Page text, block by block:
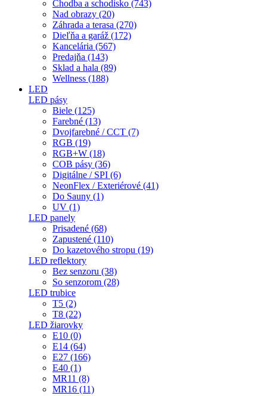
Chodba a schodisko (743)
Nad obrazy (20)
Záhrada a terasa (270)
Dieľňa a garáž (172)
Kancelária (567)
Predajňa (143)
Sklad a hala (89)
Wellness (188)
LED
LED pásy
Biele (125)
Farebné (13)
Dvojfarebné / CCT (7)
RGB (19)
RGB+W (18)
COB pásy (36)
Digitálne / SPI (6)
NeonFlex / Exteriérové (41)
Do Sauny (1)
UV (1)
LED panely
Prisadené (68)
Zapustené (110)
Do kazetového stropu (19)
LED reflektory
Bez senzoru (38)
So senzorom (28)
LED trubice
T5 (2)
T8 (22)
LED žiarovky
E10 (0)
E14 (64)
E27 (166)
E40 (1)
MR11 (8)
MR16 (11)